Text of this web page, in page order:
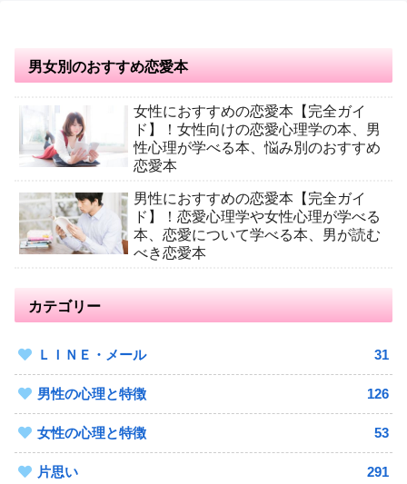
男女別のおすすめ恋愛本
女性におすすめの恋愛本【完全ガイ
ド】！女性向けの恋愛心理学の本、男
性心理が学べる本、悩み別のおすすめ
恋愛本
男性におすすめの恋愛本【完全ガイ
ド】！恋愛心理学や女性心理が学べる
本、恋愛について学べる本、男が読む
べき恋愛本
カテゴリー
ＬＩＮＥ・メール 31
男性の心理と特徴 126
女性の心理と特徴 53
片思い 291